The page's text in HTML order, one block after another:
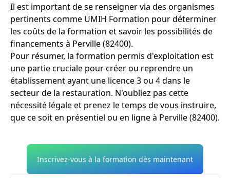
Il est important de se renseigner via des organismes
pertinents comme UMIH Formation pour déterminer
les coûts de la formation et savoir les possibilités de
financements à Perville (82400).
Pour résumer, la formation permis d'exploitation est
une partie cruciale pour créer ou reprendre un
établissement ayant une licence 3 ou 4 dans le
secteur de la restauration. N'oubliez pas cette
nécessité légale et prenez le temps de vous instruire,
que ce soit en présentiel ou en ligne à Perville (82400).
Inscrivez-vous à la formation dès maintenant